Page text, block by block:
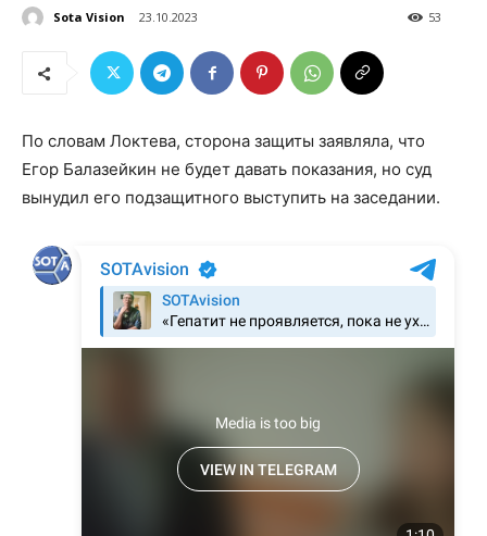
Sota Vision 23.10.2023 53
По словам Локтева, сторона защиты заявляла, что
Егор Балазейкин не будет давать показания, но суд
вынудил его подзащитного выступить на заседании.